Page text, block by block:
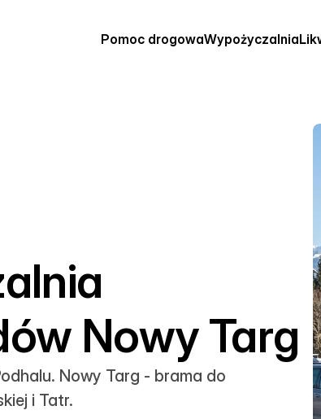
Pomoc drogowaWypożyczalnia
Nowy Targ
Nowy Targ - brama do
i Tatr.